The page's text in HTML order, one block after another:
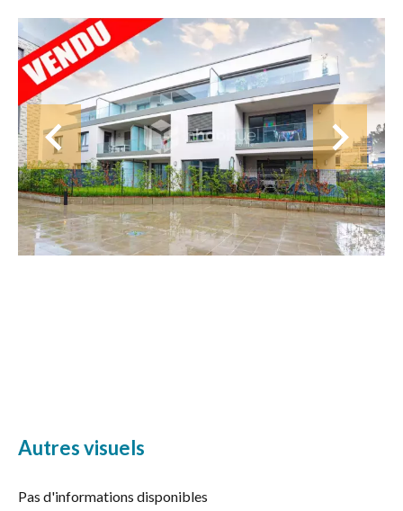
Autres visuels
Pas d'informations disponibles